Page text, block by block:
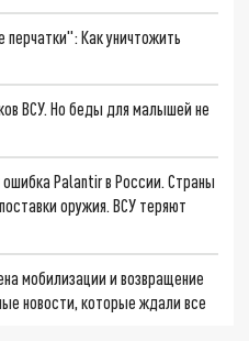
перчатки": Как уничтожить
ВСУ. Но беды для малышей не
Palantir в России. Страны
оружия. ВСУ теряют
мобилизации и возвращение
новости, которые ждали все